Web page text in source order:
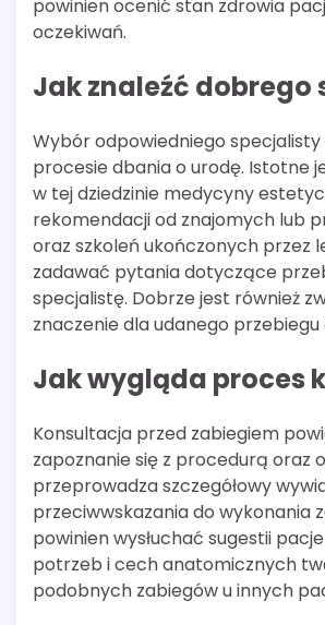
powinien ocenić stan zdrowia
oczekiwań.
Jak znaleźć dobrego
Wybór odpowiedniego
procesie dbania o urodę. Istotne
w tej dziedzinie medycyny
rekomendacji od znajomych lub
oraz szkoleń ukończonych przez
zadawać pytania dotyczące
specjalistę. Dobrze jest również
znaczenie dla udanego przebiegu
Jak wygląda proces
Konsultacja przed zabiegiem
zapoznanie się z procedurą oraz
przeprowadza szczegółowy
przeciwwskazania do wykonania
powinien wysłuchać sugestii
potrzeb i cech anatomicznych
podobnych zabiegów u innych